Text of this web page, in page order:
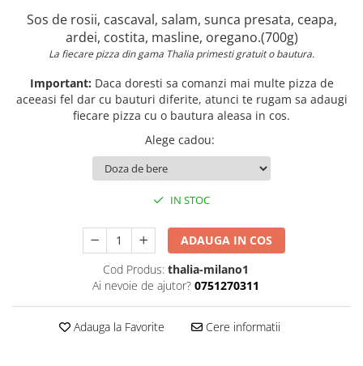
Sos de rosii, cascaval, salam, sunca presata, ceapa,
ardei, costita, masline, oregano.(700g)
La fiecare pizza din gama Thalia primesti gratuit o bautura.
Important: Daca doresti sa comanzi mai multe pizza de
aceeasi fel dar cu bauturi diferite, atunci te rugam sa adaugi
fiecare pizza cu o bautura aleasa in cos.
Alege cadou:
IN STOC
ADAUGA IN COS
Cod Produs: thalia-milano1
Ai nevoie de ajutor? 0751270311
Adauga la Favorite Cere informatii